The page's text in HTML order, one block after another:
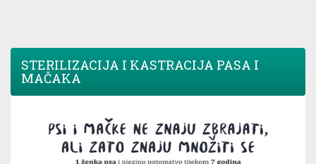
STERILIZACIJA I KASTRACIJA PASA I
MAČAKA